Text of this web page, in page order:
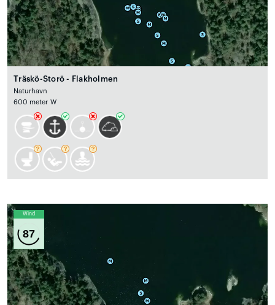
Träskö-Storö - Flakholmen
Naturhavn
600 meter W
Wind
87